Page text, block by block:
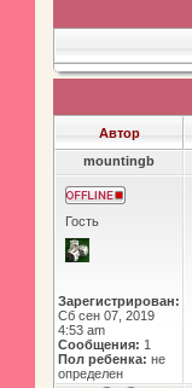
Автор
mountingb
Гость
Зарегистрирован:
Сб сен 07, 2019
4:53 am
Сообщения: 1
Пол ребенка: не
определен